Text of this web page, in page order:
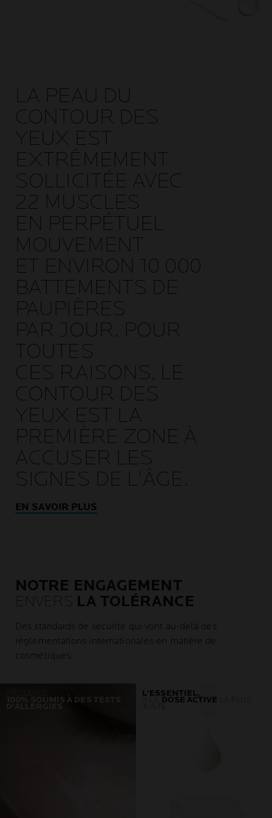
LA PEAU DU
CONTOUR DES
YEUX EST
EXTRÊMEMENT
SOLLICITÉE AVEC
22 MUSCLES
EN PERPÉTUEL
MOUVEMENT
ET ENVIRON 10 000
BATTEMENTS DE
PAUPIÈRES
PAR JOUR. POUR
TOUTES
CES RAISONS, LE
CONTOUR DES
YEUX EST LA
PREMIÈRE ZONE À
ACCUSER LES
SIGNES DE L'ÂGE.
EN SAVOIR PLUS
NOTRE ENGAGEMENT
ENVERS LA TOLÉRANCE
Des standards de sécurité qui vont au-delà des
réglementations internationales en matière de
cosmétiques.
100% SOUMIS À DES TESTS
L'ESSENTIEL,
DOSE ACTIVE